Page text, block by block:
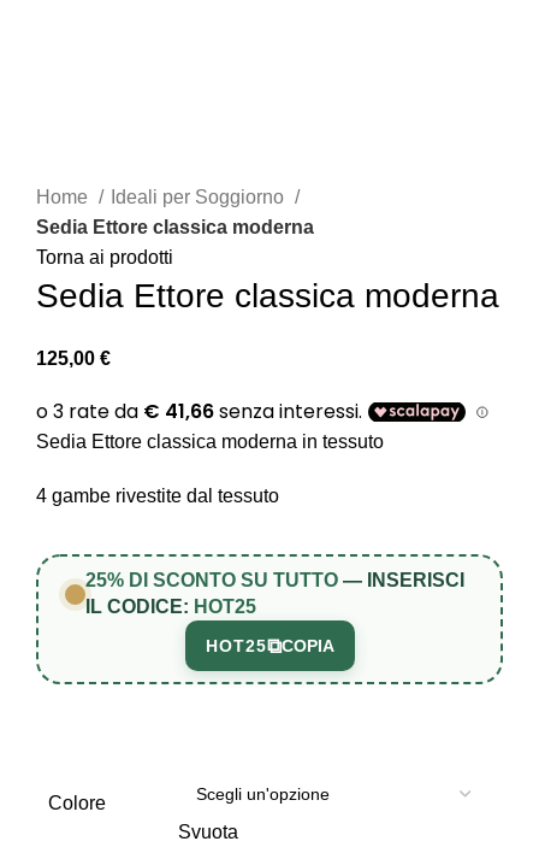
Home
Ideali per Soggiorno
Sedia Ettore classica moderna
Torna ai prodotti
Sedia Ettore classica moderna
125,00 €
Sedia Ettore classica moderna in tessuto
4 gambe rivestite dal tessuto
25% DI SCONTO SU TUTTO — INSERISCI
IL CODICE: HOT25
HOT25⧉COPIA
Colore
Svuota